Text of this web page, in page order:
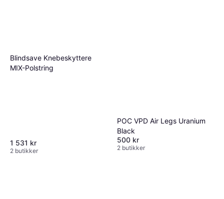
Blindsave Knebeskyttere
MIX-Polstring
1 531 kr
2 butikker
POC VPD Air Legs Uranium
Black
500 kr
2 butikker